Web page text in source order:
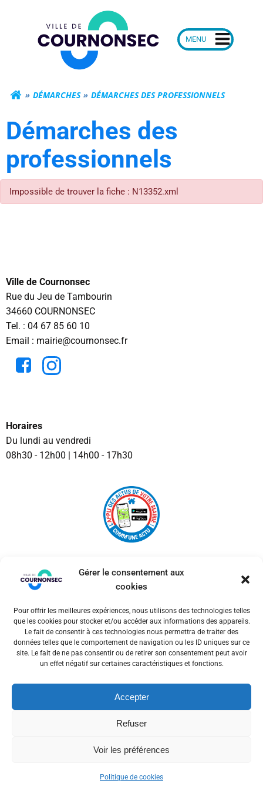
Gérer le consentement aux
cookies
Pour offrir les meilleures expériences, nous utilisons des technologies telles
que les cookies pour stocker et/ou accéder aux informations des appareils.
Le fait de consentir à ces technologies nous permettra de traiter des
données telles que le comportement de navigation ou les ID uniques sur ce
site. Le fait de ne pas consentir ou de retirer son consentement peut avoir
un effet négatif sur certaines caractéristiques et fonctions.
Accepter
Refuser
Voir les préférences
Politique de cookies
Mairie de
DÉMARCHES DÉMARCHES DES PROFESSIONNELS
Démarches des
professionnels
Impossible de trouver la fiche : N13352.xml
Ville de Cournonsec
Rue du Jeu de Tambourin
34660 COURNONSEC
Tel. : 04 67 85 60 10
Email : mairie@cournonsec.fr
Horaires
Du lundi au vendredi
08h30 - 12h00 | 14h00 - 17h30
© 2026 Ville de Cournonsec. Un service proposé par
Comm'un Site
Mentions légales